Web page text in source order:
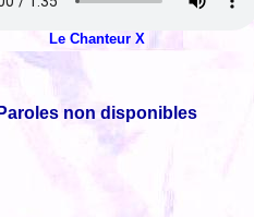
Le Chanteur X
Paroles non disponibles